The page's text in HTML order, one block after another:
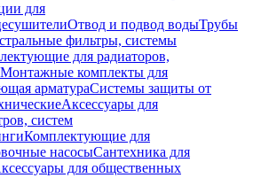
для
Отвод и подвод водыТрубы
фильтры, системы
для радиаторов,
Монтажные комплекты для
арматураСистемы защиты от
Аксессуары для
систем
Комплектующие для
насосыСантехника для
для общественных